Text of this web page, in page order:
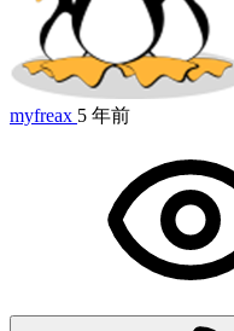
myfreax 5 年前